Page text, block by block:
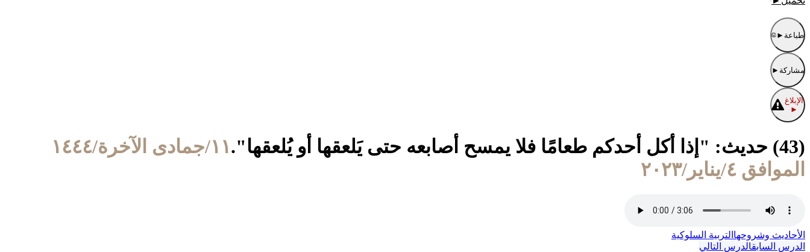
طباعة ►
مشاركة ►
الإبلاغ
►
(43) حديث: "إذا أكل أحدكم طعامًا فلا يمسح أصابعه حتى يَلعقها أو يُلعقها".
١١/جمادى الآخرة/١٤٤٤
الموافق ٤/يناير/٢٠٢٣
الأحاديث وشروحها التربية السلوكية
الدرس السابقالدرس التالي